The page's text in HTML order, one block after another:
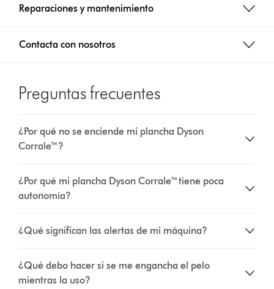
Reparaciones y mantenimiento
Contacta con nosotros
Preguntas frecuentes
¿Por qué no se enciende mi plancha Dyson
Corrale™?
¿Por qué mi plancha Dyson Corrale™ tiene poca
autonomía?
¿Qué significan las alertas de mi máquina?
¿Qué debo hacer si se me engancha el pelo
mientras la uso?